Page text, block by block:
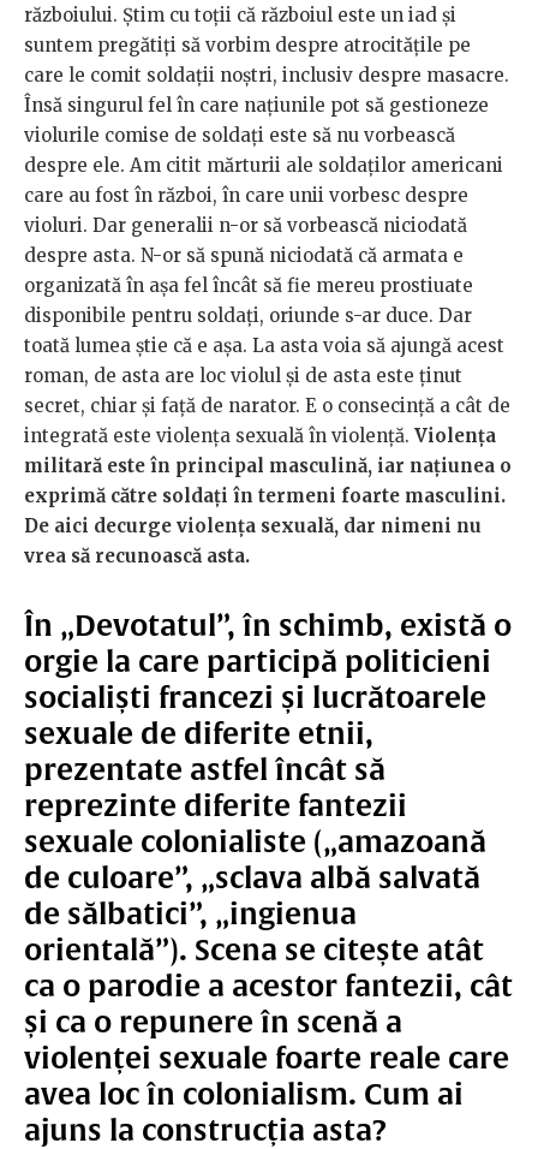
războiului. Știm cu toții că războiul este un iad și
suntem pregătiți să vorbim despre atrocitățile pe
care le comit soldații noștri, inclusiv despre masacre.
Însă singurul fel în care națiunile pot să gestioneze
violurile comise de soldați este să nu vorbească
despre ele. Am citit mărturii ale soldaților americani
care au fost în război, în care unii vorbesc despre
violuri. Dar generalii n-or să vorbească niciodată
despre asta. N-or să spună niciodată că armata e
organizată în așa fel încât să fie mereu prostiuate
disponibile pentru soldați, oriunde s-ar duce. Dar
toată lumea știe că e așa. La asta voia să ajungă acest
roman, de asta are loc violul și de asta este ținut
secret, chiar și față de narator. E o consecință a cât de
integrată este violența sexuală în violență. Violența
militară este în principal masculină, iar națiunea o
exprimă către soldați în termeni foarte masculini.
De aici decurge violența sexuală, dar nimeni nu
vrea să recunoască asta.
În „Devotatul”, în schimb, există o
orgie la care participă politicieni
socialiști francezi și lucrătoarele
sexuale de diferite etnii,
prezentate astfel încât să
reprezinte diferite fantezii
sexuale colonialiste („amazoană
de culoare”, „sclava albă salvată
de sălbatici”, „ingienua
orientală”). Scena se citește atât
ca o parodie a acestor fantezii, cât
și ca o repunere în scenă a
violenței sexuale foarte reale care
avea loc în colonialism. Cum ai
ajuns la construcția asta?